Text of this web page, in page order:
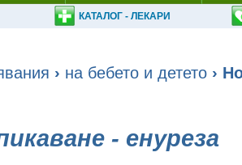
КАТАЛОГ - ЛЕКАРИ
› на бебето и детето ›
- енуреза